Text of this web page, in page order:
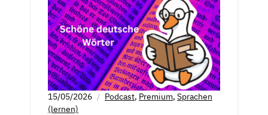
15/05/2026 Podcast, Premium, Sprachen
(lernen)